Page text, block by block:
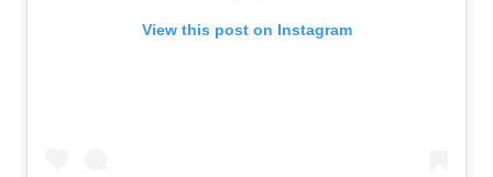
View this post on Instagram